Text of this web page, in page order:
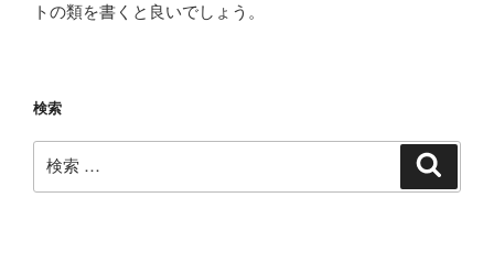
トの類を書くと良いでしょう。
検索
索: